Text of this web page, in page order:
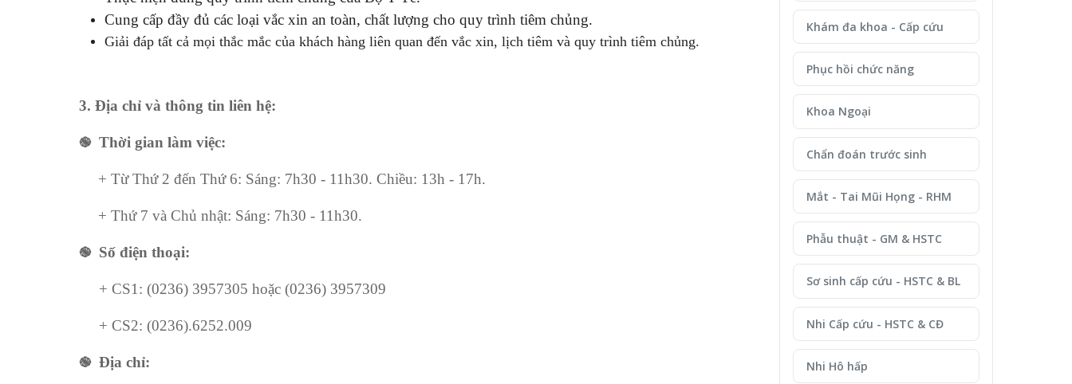
Cung cấp đầy đủ các loại vắc xin an toàn, chất lượng cho quy trình tiêm chủng.
Giải đáp tất cả mọi thắc mắc của khách hàng liên quan đến vắc xin, lịch tiêm và quy trình tiêm chủng.
3. Địa chỉ và thông tin liên hệ:
֎ Thời gian làm việc:
+ Từ Thứ 2 đến Thứ 6: Sáng: 7h30 - 11h30. Chiều: 13h - 17h.
+ Thứ 7 và Chủ nhật: Sáng: 7h30 - 11h30.
֎ Số điện thoại:
+ CS1: (0236) 3957305 hoặc (0236) 3957309
+ CS2: (0236).6252.009
֎ Địa chỉ:
Khám đa khoa - Cấp cứu
Phục hồi chức năng
Khoa Ngoại
Chẩn đoán trước sinh
Mắt - Tai Mũi Họng - RHM
Phẫu thuật - GM & HSTC
Sơ sinh cấp cứu - HSTC & BL
Nhi Cấp cứu - HSTC & CĐ
Nhi Hô hấp